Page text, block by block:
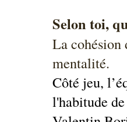
Selon toi,
La cohésion
mentalité.
Côté jeu,
l'habitude